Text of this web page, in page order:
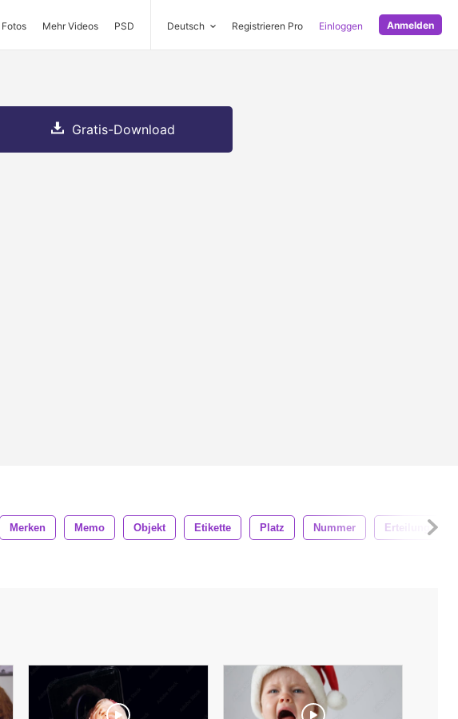
Fotos Mehr Videos PSD Deutsch Registrieren Pro Einloggen Anmelden
Gratis-Download
Merken Memo Objekt Etikette Platz Nummer Erteilung